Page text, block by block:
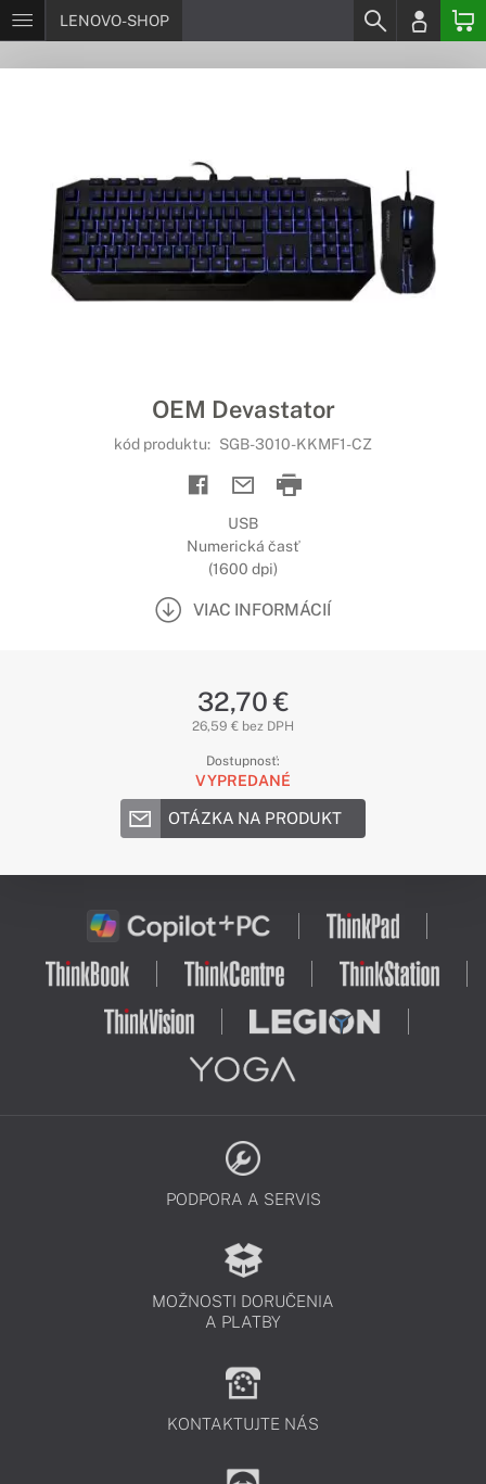
LENOVO-SHOP
OEM Devastator
kód produktu: SGB-3010-KKMF1-CZ
USB
Numerická časť
(1600 dpi)
VIAC INFORMÁCIÍ
32,70 €
26,59 € bez DPH
Dostupnosť:
VYPREDANÉ
OTÁZKA NA PRODUKT
PODPORA A SERVIS
MOŽNOSTI DORUČENIA
A PLATBY
KONTAKTUJTE NÁS